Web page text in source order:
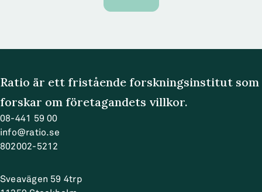
Ratio är ett fristående forskningsinstitut som
forskar om företagandets villkor.
08-441 59 00
info@ratio.se
802002-5212
Sveavägen 59 4trp